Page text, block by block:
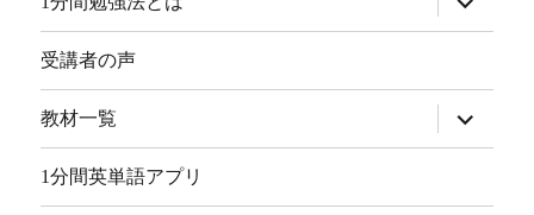
ュ
ー
開
ブ
メ
ー
を
展
開
受講者の声
教材一覧
ブ
メ
ー
1分間英単語アプリ